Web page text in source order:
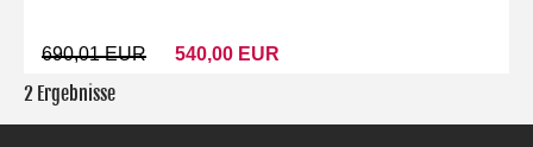
690,01 EUR 540,00 EUR
2 Ergebnisse